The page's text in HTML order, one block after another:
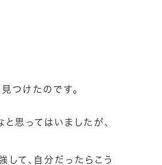
つけたのです。
思ってはいましたが、
して、自分だったらこう